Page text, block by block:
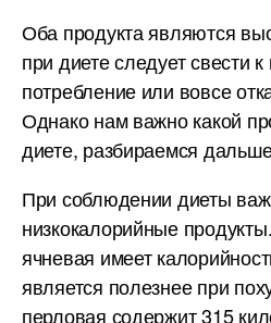
Оба продукта являются
при диете следует свести
потребление или вовсе
Однако нам важно какой
диете, разбираемся
При соблюдении диеты
низкокалорийные
ячневая имеет
является полезнее при
перловая содержит 315